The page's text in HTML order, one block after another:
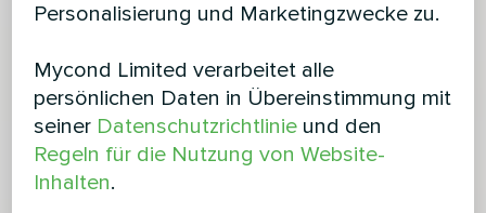
Personalisierung und Marketingzwecke zu.
Mycond Limited verarbeitet alle
persönlichen Daten in Übereinstimmung mit
seiner Datenschutzrichtlinie und den
Regeln für die Nutzung von Website-
Inhalten.